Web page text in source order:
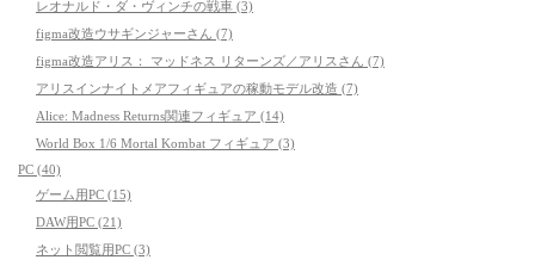
レオナルド・ダ・ヴィンチの戦車 (3)
figma改造ウサギンジャーさん (7)
figma改造アリス： マッドネス リターンズ／アリスさん (7)
アリスインナイトメアフィギュアの稼動モデル改造 (7)
Alice: Madness Returns関連フィギュア (14)
World Box 1/6 Mortal Kombat フィギュア (3)
PC (40)
ゲーム用PC (15)
DAW用PC (21)
ネット閲覧用PC (3)